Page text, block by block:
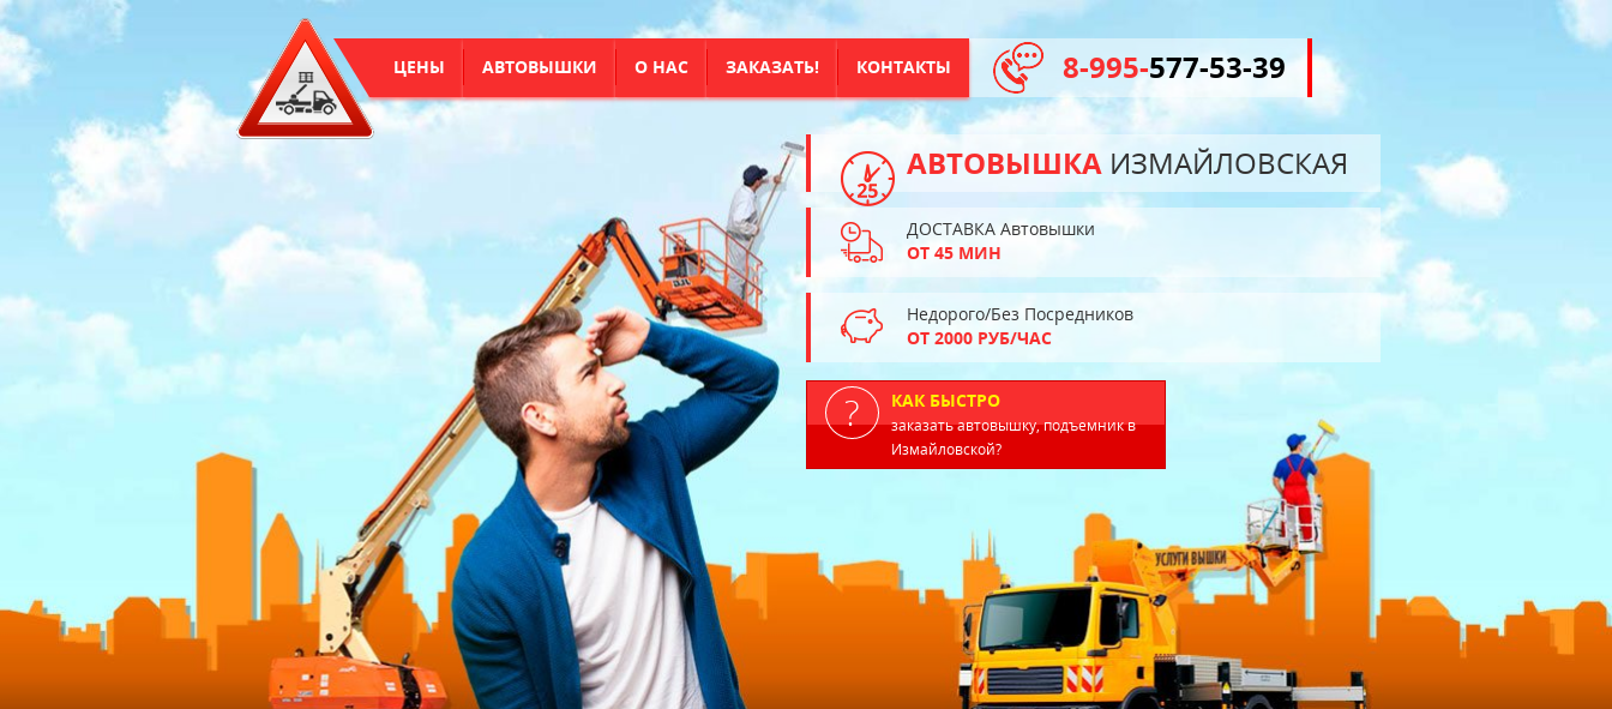
ЦЕНЫ АВТОВЫШКИ О НАС ЗАКАЗАТЬ! КОНТАКТЫ 8-995-577-53-39
АВТОВЫШКА ИЗМАЙЛОВСКАЯ
ДОСТАВКА Автовышки
ОТ 45 МИН
Недорого/Без Посредников
ОТ 2000 РУБ/ЧАС
КАК БЫСТРО
заказать автовышку, подъемник в
Измайловской?